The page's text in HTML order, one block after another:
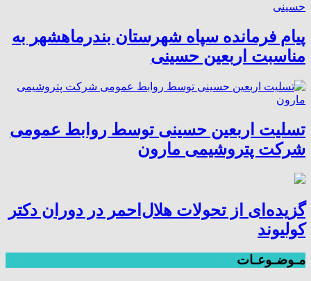
پیام فرمانده سپاه شهرستان بندرماهشهر به
مناسبت اربعین حسینی
تسلیت اربعین حسینی توسط روابط عمومی
شرکت پتروشیمی مارون
گزیده‌ای از تحولات هلال‌احمر در دوران دکتر
کولیوند
مـوضـوعـات